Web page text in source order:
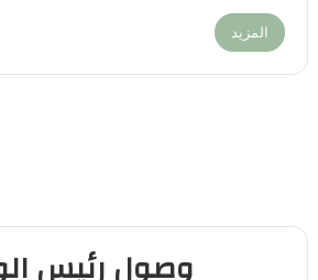
المزيد
وصول رئيس